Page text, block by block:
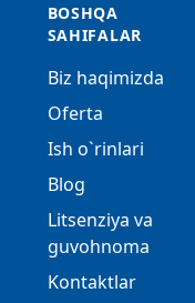
BOSHQA
SAHIFALAR
Biz haqimizda
Oferta
Ish o`rinlari
Blog
Litsenziya va
guvohnoma
Kontaktlar